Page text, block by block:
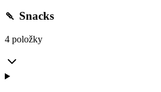
🍡 Snacks
4 položky